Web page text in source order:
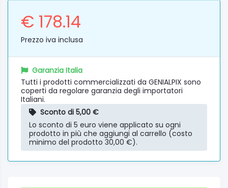
€ 178.14
Prezzo iva inclusa
Garanzia Italia
Tutti i prodotti commercializzati da GENIALPIX sono
coperti da regolare garanzia degli importatori
Italiani.
Sconto di 5,00 €
Lo sconto di 5 euro viene applicato su ogni
prodotto in più che aggiungi al carrello (costo
minimo del prodotto 30,00 €).